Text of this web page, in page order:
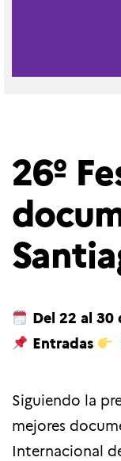
26º
Del 22 al 30
Entradas
Siguiendo la
mejores
Internacional